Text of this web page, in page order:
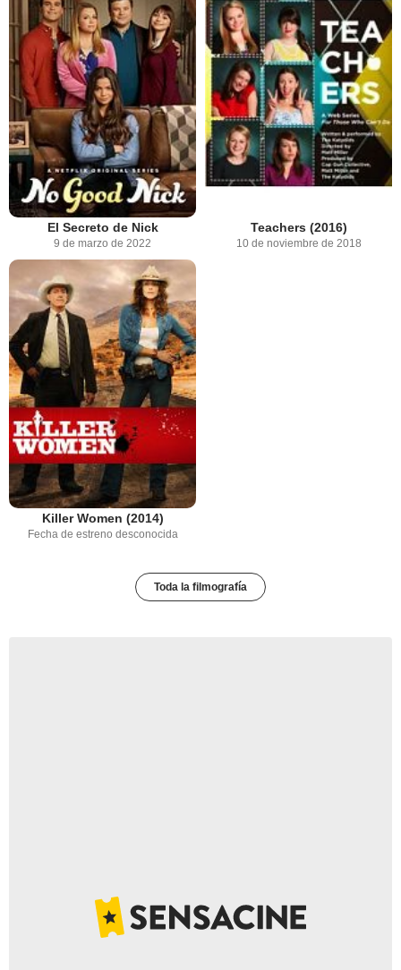
El Secreto de Nick
9 de marzo de 2022
Teachers (2016)
10 de noviembre de 2018
Killer Women (2014)
Fecha de estreno desconocida
Toda la filmografía